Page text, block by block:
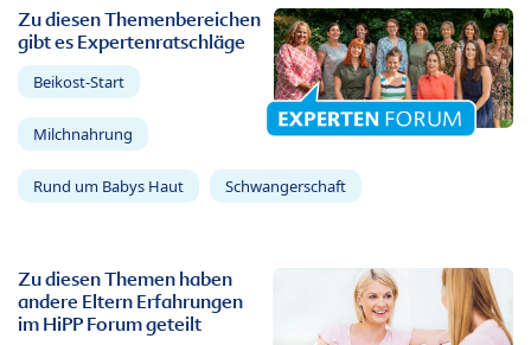
Zu diesen Themenbereichen
gibt es Expertenratschläge
Beikost-Start
Milchnahrung
Rund um Babys Haut Schwangerschaft
Zu diesen Themen haben
andere Eltern Erfahrungen
im HiPP Forum geteilt